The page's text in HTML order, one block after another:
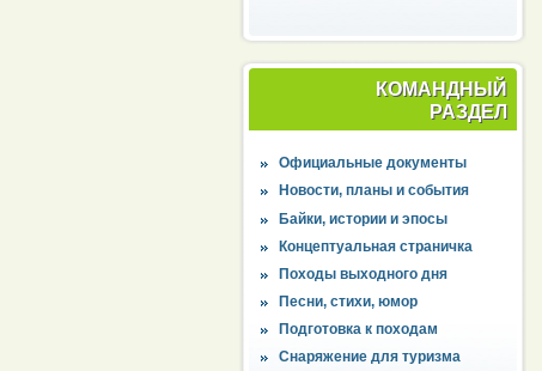
КОМАНДНЫЙ
РАЗДЕЛ
Официальные документы
Новости, планы и события
Байки, истории и эпосы
Концептуальная страничка
Походы выходного дня
Песни, стихи, юмор
Подготовка к походам
Снаряжение для туризма